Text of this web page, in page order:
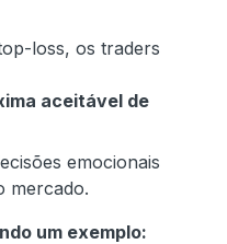
loss, os traders
aceitável de
emocionais
mercado.
um exemplo: